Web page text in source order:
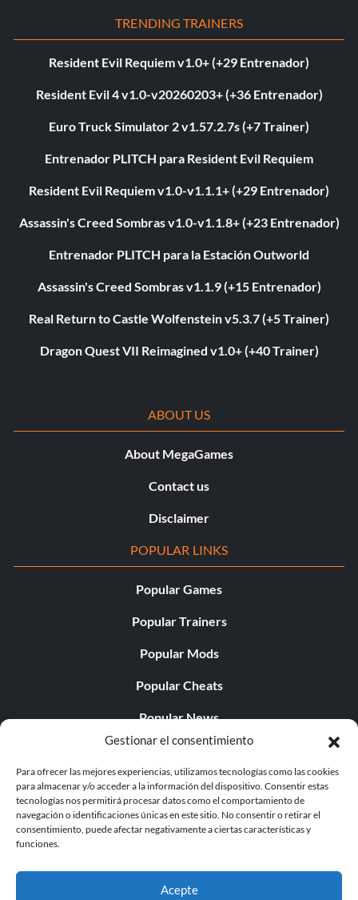
Gestionar el consentimiento
Para ofrecer las mejores experiencias, utilizamos tecnologías como las cookies
para almacenar y/o acceder a la información del dispositivo. Consentir estas
tecnologías nos permitirá procesar datos como el comportamiento de
navegación o identificaciones únicas en este sitio. No consentir o retirar el
consentimiento, puede afectar negativamente a ciertas características y
funciones.
Acepte
TRENDING TRAINERS
Resident Evil Requiem v1.0+ (+29 Entrenador)
Resident Evil 4 v1.0-v20260203+ (+36 Entrenador)
Euro Truck Simulator 2 v1.57.2.7s (+7 Trainer)
Entrenador PLITCH para Resident Evil Requiem
Resident Evil Requiem v1.0-v1.1.1+ (+29 Entrenador)
Assassin's Creed Sombras v1.0-v1.1.8+ (+23 Entrenador)
Entrenador PLITCH para la Estación Outworld
Assassin's Creed Sombras v1.1.9 (+15 Entrenador)
Real Return to Castle Wolfenstein v5.3.7 (+5 Trainer)
Dragon Quest VII Reimagined v1.0+ (+40 Trainer)
ABOUT US
About MegaGames
Contact us
Disclaimer
POPULAR LINKS
Popular Games
Popular Trainers
Popular Mods
Popular Cheats
Popular News
Popular Editorials
Popular Free Games
LATEST UPDATES